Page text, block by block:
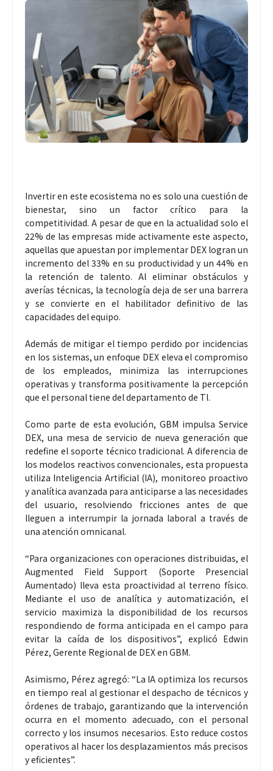
Invertir en este ecosistema no es solo una cuestión de
bienestar, sino un factor crítico para la
competitividad. A pesar de que en la actualidad solo el
22% de las empresas mide activamente este aspecto,
aquellas que apuestan por implementar DEX logran un
incremento del 33% en su productividad y un 44% en
la retención de talento. Al eliminar obstáculos y
averías técnicas, la tecnología deja de ser una barrera
y se convierte en el habilitador definitivo de las
capacidades del equipo.
Además de mitigar el tiempo perdido por incidencias
en los sistemas, un enfoque DEX eleva el compromiso
de los empleados, minimiza las interrupciones
operativas y transforma positivamente la percepción
que el personal tiene del departamento de TI.
Como parte de esta evolución, GBM impulsa Service
DEX, una mesa de servicio de nueva generación que
redefine el soporte técnico tradicional. A diferencia de
los modelos reactivos convencionales, esta propuesta
utiliza Inteligencia Artificial (IA), monitoreo proactivo
y analítica avanzada para anticiparse a las necesidades
del usuario, resolviendo fricciones antes de que
lleguen a interrumpir la jornada laboral a través de
una atención omnicanal.
“Para organizaciones con operaciones distribuidas, el
Augmented Field Support (Soporte Presencial
Aumentado) lleva esta proactividad al terreno físico.
Mediante el uso de analítica y automatización, el
servicio maximiza la disponibilidad de los recursos
respondiendo de forma anticipada en el campo para
evitar la caída de los dispositivos”, explicó Edwin
Pérez, Gerente Regional de DEX en GBM.
Asimismo, Pérez agregó: “La IA optimiza los recursos
en tiempo real al gestionar el despacho de técnicos y
órdenes de trabajo, garantizando que la intervención
ocurra en el momento adecuado, con el personal
correcto y los insumos necesarios. Esto reduce costos
operativos al hacer los desplazamientos más precisos
y eficientes”.